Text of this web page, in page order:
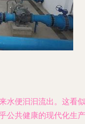
水便汩汩流出。这看似
公共健康的现代化生产